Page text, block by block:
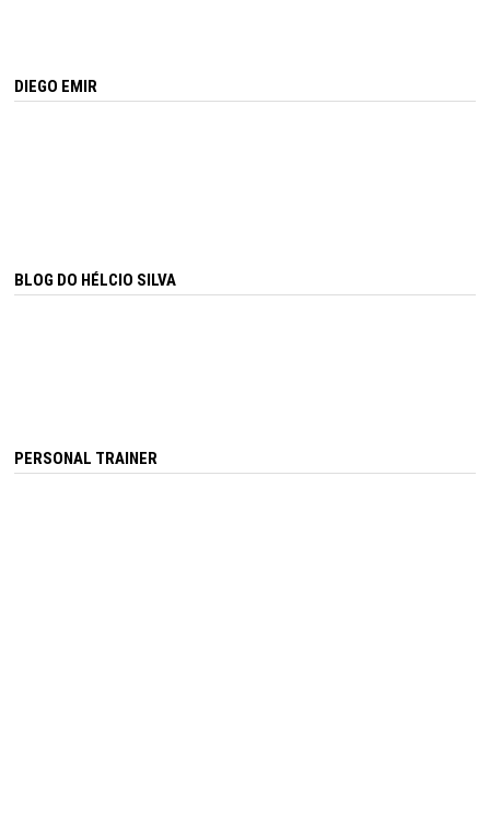
DIEGO EMIR
BLOG DO HÉLCIO SILVA
PERSONAL TRAINER